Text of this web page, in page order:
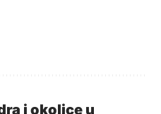
i okolice u